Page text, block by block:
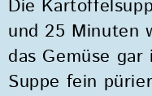
Die
und 25 Minuten
das Gemüse
Suppe fein